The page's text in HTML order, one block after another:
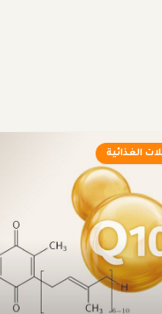
الغذائية